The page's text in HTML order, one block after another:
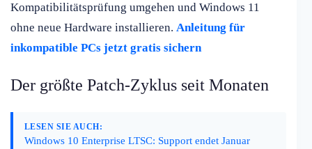
Kompatibilitätsprüfung umgehen und Windows 11
ohne neue Hardware installieren. Anleitung für
inkompatible PCs jetzt gratis sichern
Der größte Patch-Zyklus seit Monaten
LESEN SIE AUCH:
Windows 10 Enterprise LTSC: Support endet Januar